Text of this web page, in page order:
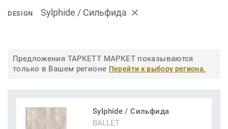
DESIGN Sylphide / Сильфида
Предложения ТАРКЕТТ МАРКЕТ показываются
только в Вашем регионе Перейти к выбору региона.
Sylphide / Сильфида
BALLET